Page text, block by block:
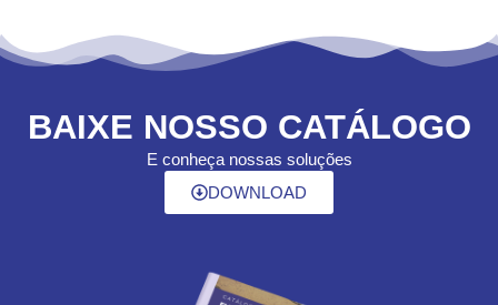
BAIXE NOSSO CATÁLOGO
E conheça nossas soluções
DOWNLOAD